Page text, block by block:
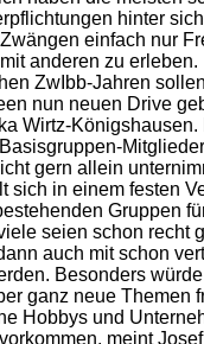
hinter
einfach nur
anderen zu erleben.
ZwIbb-Jahren
nun neuen Drive
Wirtz-
gern allein
sich in einem festen
Gruppen
seien schon recht
auch mit schon
Besonders
ganz neue Themen
Hobbys und
meint